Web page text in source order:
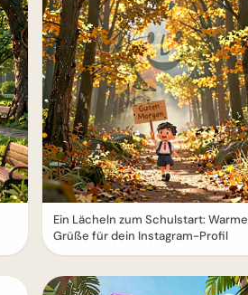
Ein Lächeln zum Schulstart: Warme
Grüße für dein Instagram-Profil